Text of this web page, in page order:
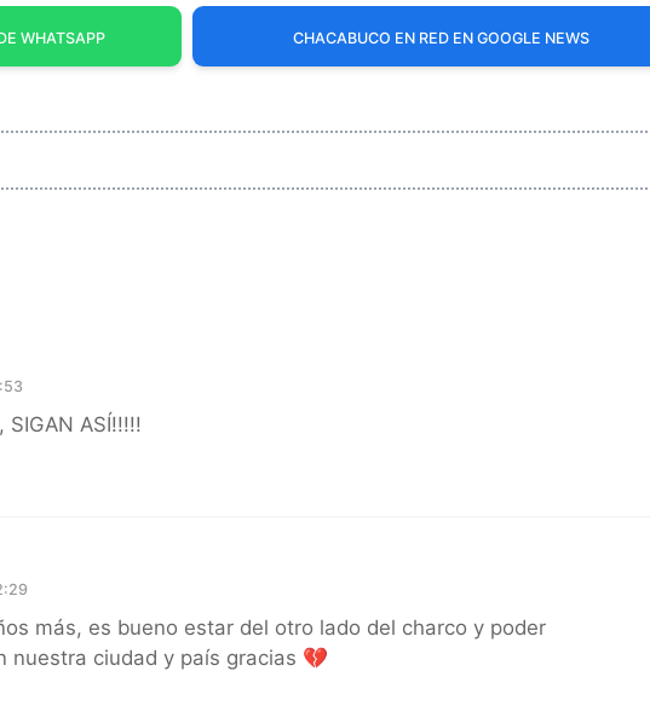
WHATSAPP CHACABUCO EN RED EN GOOGLE NEWS
SIGAN ASÍ!!!!!
más, es bueno estar del otro lado del charco y poder
nuestra ciudad y país gracias 💔